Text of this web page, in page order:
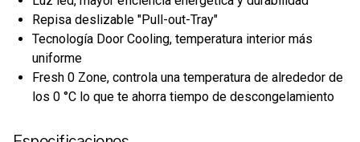
Repisa deslizable "Pull-out-Tray"
Tecnología Door Cooling, temperatura interior más
uniforme
Fresh 0 Zone, controla una temperatura de alrededor de
los 0 °C lo que te ahorra tiempo de descongelamiento